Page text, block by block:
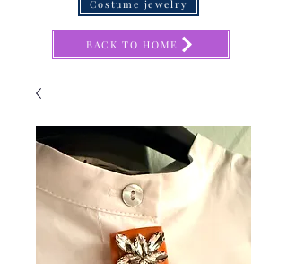
BACK TO HOME
Costume jewelry